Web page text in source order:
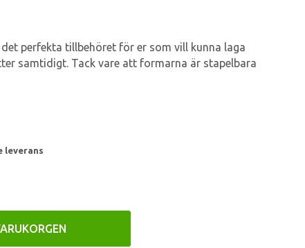
perfekta tillbehöret för er som vill kunna laga
samtidigt. Tack vare att formarna är stapelbara
leverans